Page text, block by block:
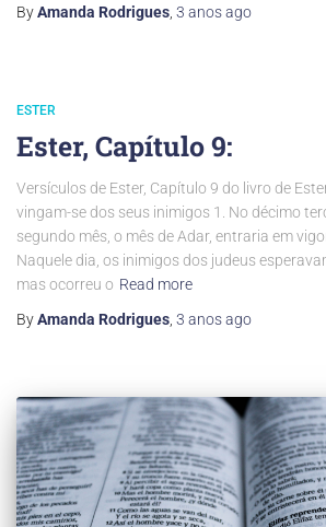
ByAmanda Rodrigues 3 anosago
ESTER
Ester, Capítulo 9:
Versículos de Ester, Capítulo 9 do livro de
vingam-se dos seus inimigos 1. No décimo
segundo mês, o mês de Adar, entraria em
Naquele dia, os inimigos dos judeus
mas ocorreu o Read more
ByAmanda Rodrigues 3 anosago